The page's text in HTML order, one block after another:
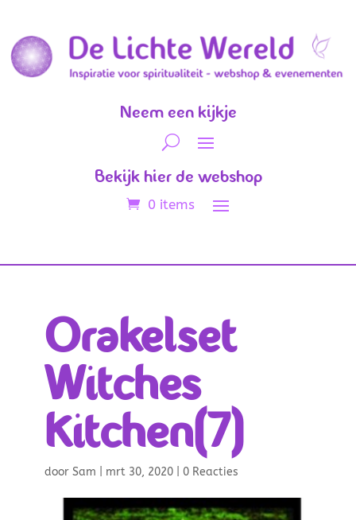
Neem een kijkje
Bekijk hier de webshop
0 items
Orakelset
Witches
Kitchen(7)
door Sam mrt 30, 2020| 0 Reacties